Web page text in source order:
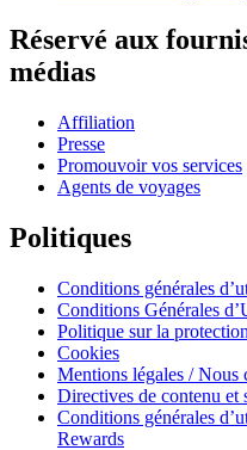
Réservé aux
médias
Affiliation
Presse
Promouvoir vos services
Agents de voyages
Politiques
Conditions générales
Conditions Générales
Politique sur la
Cookies
Mentions légales / Nous
Directives de contenu et
Conditions générales
Rewards